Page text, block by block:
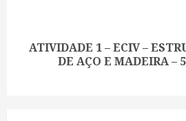
Next
ATIVIDADE 1 – ECIV –
DE AÇO E MADEIRA –